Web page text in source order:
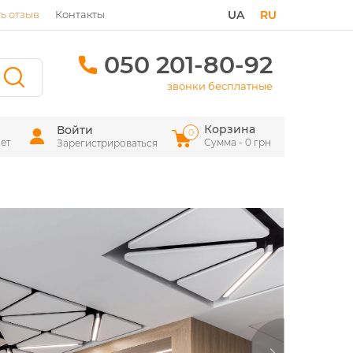
отзыв Контакты RU
UA
050 201-80-92
звонки бесплатные
Войти
Зарегистрироваться
Корзина
Сумма - 0 грн
0